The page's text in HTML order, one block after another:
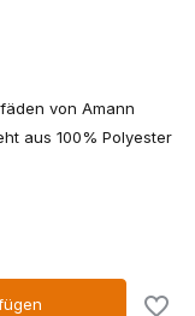
von Amann
aus 100% Polyester